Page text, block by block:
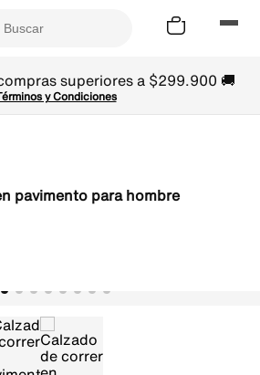
superiores a $299.900 🚚
y Condiciones
pavimento para hombre